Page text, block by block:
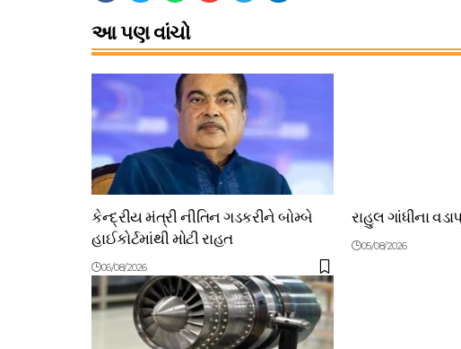
આ પણ વાંચો
કેન્દ્રીય મંત્રી નીતિન ગડકરીને બોમ્બે
હાઈકોર્ટમાંથી મોટી રાહત
06/08/2026
રાહુલ ગાંધીના
05/08/2026